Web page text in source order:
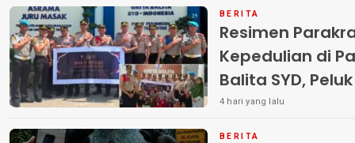
BERITA
Resimen
Kepedulian di
Balita SYD,
Terlantar
4 hari yang lalu
BERITA